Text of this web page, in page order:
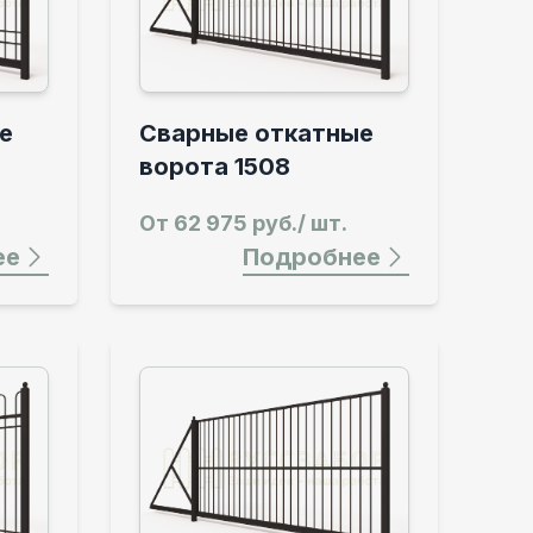
Сварные откатные
ворота 1508
От 62 975 руб./ шт.
Подробнее